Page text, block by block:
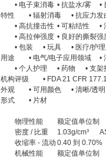
• 电子束消毒 • 抗盐水/雾
•
特性
• 辐射消毒 • 抗应力发
• 高抗撞击性 • 可粘结性
•
• 高拉伸强度 • 良好的撕裂强
• 包装
• 玩具
• 医疗/护
用途
• 电气/电子应用领域 •
• 个人护理
• 药物
• 支架
机构评级
• FDA 21 CFR
外观
• 可用颜色
• 清晰/透明
形式
• 片材
物理性能 额定值单位制
密度 / 比重
1.03g/cm³
收缩率 - 流动 0.40 到 0.70%
机械性能
额定值单位制